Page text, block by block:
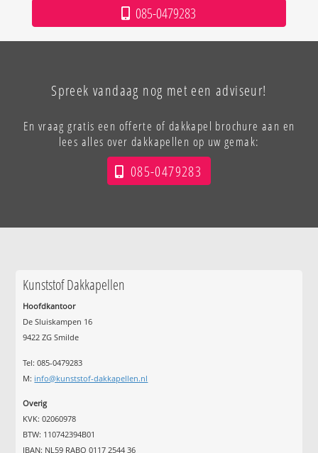
085-0479283
Spreek vandaag nog met een adviseur!
En vraag gratis een offerte of dakkapel brochure aan en
lees alles over dakkapellen op uw gemak:
085-0479283
Kunststof Dakkapellen
Hoofdkantoor
De Sluiskampen 16
9422 ZG Smilde
Tel: 085-0479283
M: info@kunststof-dakkapellen.nl
Overig
KVK: 02060978
BTW: 110742394B01
IBAN: NL59 RABO 0117 2544 36